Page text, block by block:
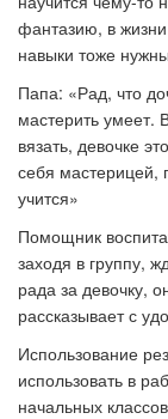
фантазию, в
навыки тоже
Папа: «Рад, что
мастерить умеет.
вязать, девочке
себя мастерицей,
учится»
Помощник
заходя в группу,
рада за девочку,
рассказывает с
Использование
использовать в
начальных